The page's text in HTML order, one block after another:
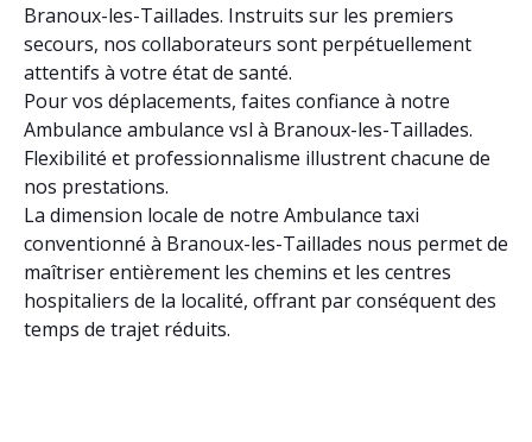
Branoux-les-Taillades. Instruits sur les premiers
secours, nos collaborateurs sont perpétuellement
attentifs à votre état de santé.
Pour vos déplacements, faites confiance à notre
Ambulance ambulance vsl à Branoux-les-Taillades.
Flexibilité et professionnalisme illustrent chacune de
nos prestations.
La dimension locale de notre Ambulance taxi
conventionné à Branoux-les-Taillades nous permet de
maîtriser entièrement les chemins et les centres
hospitaliers de la localité, offrant par conséquent des
temps de trajet réduits.